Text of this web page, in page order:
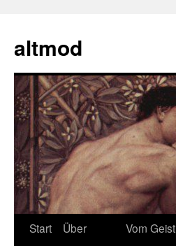
springen
altmod
Start
Über
Vom Geist